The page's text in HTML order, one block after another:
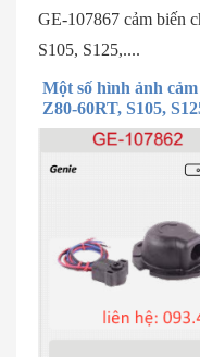
GE-107867 cảm biến
S105, S125,....
Một số hình ảnh
Z80-60RT, S105,